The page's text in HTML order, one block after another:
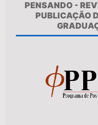
PENSANDO -
PUBLICAÇÃO